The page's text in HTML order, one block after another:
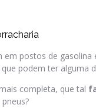
postos de
podem ter alguma
completa, que tal